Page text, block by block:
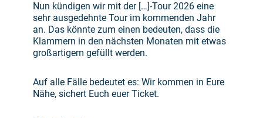
Nun kündigen wir mit der […]-Tour 2026 eine
sehr ausgedehnte Tour im kommenden Jahr
an. Das könnte zum einen bedeuten, dass die
Klammern in den nächsten Monaten mit etwas
großartigem gefüllt werden.
Auf alle Fälle bedeutet es: Wir kommen in Eure
Nähe, sichert Euch euer Ticket.